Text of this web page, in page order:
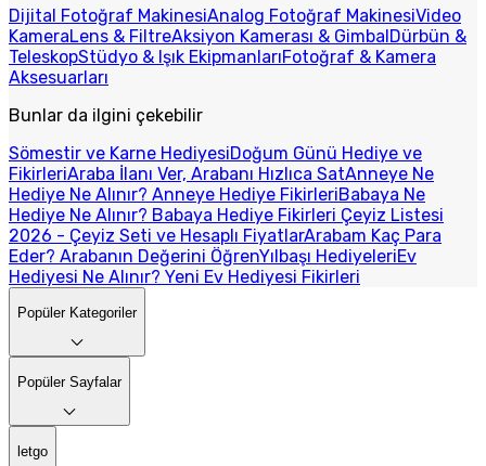
Dijital Fotoğraf MakinesiAnalog Fotoğraf MakinesiVideo
KameraLens & FiltreAksiyon Kamerası & GimbalDürbün &
TeleskopStüdyo & Işık EkipmanlarıFotoğraf & Kamera
Aksesuarları
Bunlar da ilgini çekebilir
Sömestir ve Karne HediyesiDoğum Günü Hediye ve
FikirleriAraba İlanı Ver, Arabanı Hızlıca SatAnneye Ne
Hediye Ne Alınır? Anneye Hediye FikirleriBabaya Ne
Hediye Ne Alınır? Babaya Hediye Fikirleri Çeyiz Listesi
2026 - Çeyiz Seti ve Hesaplı FiyatlarArabam Kaç Para
Eder? Arabanın Değerini ÖğrenYılbaşı HediyeleriEv
Hediyesi Ne Alınır? Yeni Ev Hediyesi Fikirleri
Popüler Kategoriler
Popüler Sayfalar
letgo